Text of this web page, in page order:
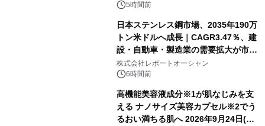
5時間前
日本ステンレス鋼市場、2035年190万
トン米ドルへ成長｜CAGR3.47％、建
設・自動車・製造業の需要拡大が市場
を牽引
株式会社レポートオーシャン
6時間前
高機能美容液成分※1が肌なじみを支
える ナノサイズ美容カプセル※2でう
るおい満ちる肌へ 2026年9月24日(木)